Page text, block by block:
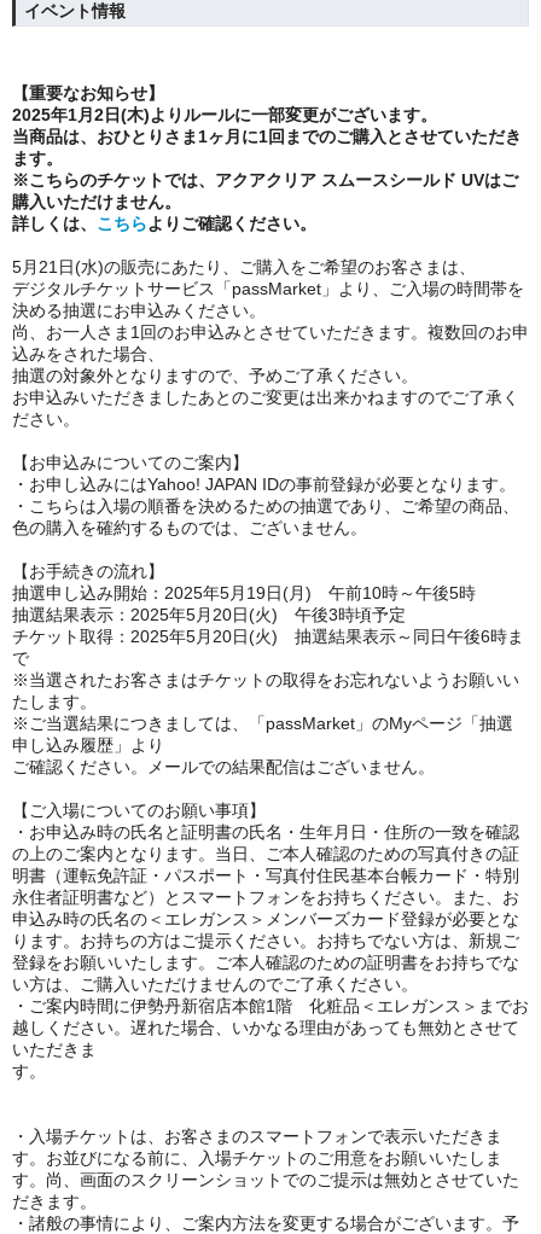
イベント情報
【重要なお知らせ】
2025年1月2日(木)よりルールに一部変更がございます。
当商品は、おひとりさま1ヶ月に1回までのご購入とさせていただき
ます。
※こちらのチケットでは、 アクアクリア スムースシールド UVはご
購入いただけません。
詳しくは、 こちらよりご確認ください。
5月21日(水)の販売にあたり、ご購入をご希望のお客さまは、
デジタルチケットサービス「passMarket」より、ご入場の時間帯を
決める抽選にお申込みください。
尚、お一人さま1回のお申込みとさせていただきます。複数回のお申
込みをされた場合、
抽選の対象外となりますので、予めご了承ください。
お申込みいただきましたあとのご変更は出来かねますのでご了承く
ださい。
【お申込みについてのご案内】
・お申し込みにはYahoo! JAPAN IDの事前登録が必要となります。
・こちらは入場の順番を決めるための抽選であり、ご希望の商品、
色の購入を確約するものでは、ございません。
【お手続きの流れ】
抽選申し込み開始：2025年5月19日(月) 午前10時～午後5時
抽選結果表示：2025年5月20日(火) 午後3時頃予定
チケット取得：2025年5月20日(火) 抽選結果表示～同日午後6時ま
で
※当選されたお客さまはチケットの取得をお忘れないようお願いい
たします。
※ご当選結果につきましては、「passMarket」のMyページ「抽選
申し込み履歴」より
ご確認ください。メールでの結果配信はございません。
【ご入場についてのお願い事項】
・お申込み時の氏名と証明書の氏名・生年月日・住所の一致を確認
の上のご案内となります。当日、ご本人確認のための写真付きの証
明書（運転免許証・パスポート・写真付住民基本台帳カード・特別
永住者証明書など）とスマートフォンをお持ちください。また、お
申込み時の氏名の＜エレガンス＞メンバーズカード登録が必要とな
ります。お持ちの方はご提示ください。お持ちでない方は、新規ご
登録をお願いいたします。ご本人確認のための証明書をお持ちでな
い方は、ご購入いただけませんのでご了承ください。
・ご案内時間に伊勢丹新宿店本館1階 化粧品＜エレガンス＞までお
越しください。遅れた場合、いかなる理由があっても無効とさせて
いただきま
す。
・入場チケットは、お客さまのスマートフォンで表示いただきま
す。お並びになる前に、入場チケットのご用意をお願いいたしま
す。尚、画面のスクリーンショットでのご提示は無効とさせていた
だきます。
・諸般の事情により、ご案内方法を変更する場合がございます。予